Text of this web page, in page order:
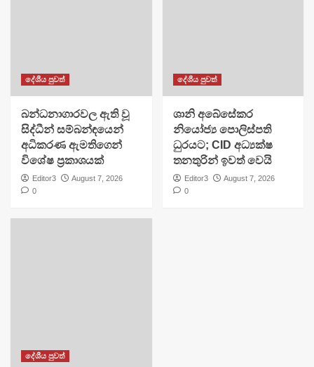
දේශීය පුවත්
බන්ධනාගාරවල ඇති වූ
සිද්ධීන් සම්බන්ඳයෙන්
අධිකරණ ඇමතිගෙන්
විශේෂ ප්‍රකාශයක්
Editor3
August 7, 2026
0
දේශීය පුවත්
ශානි අබේසේකර
නියෝජ්‍ය පොලිස්පති
ධුරයට; CID අධ්‍යක්ෂ
තනතුරින් ඉවත් වෙයි
Editor3
August 7, 2026
0
දේශීය පුවත්